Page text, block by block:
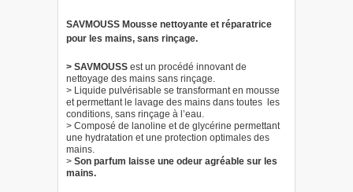
SAVMOUSS Mousse nettoyante et réparatrice
pour les mains, sans rinçage.
> SAVMOUSS est un procédé innovant de
nettoyage des mains sans rinçage.
> Liquide pulvérisable se transformant en mousse
et permettant le lavage des mains dans toutes les
conditions, sans rinçage à l’eau.
> Composé de lanoline et de glycérine permettant
une hydratation et une protection optimales des
mains.
> Son parfum laisse une odeur agréable sur les
mains.